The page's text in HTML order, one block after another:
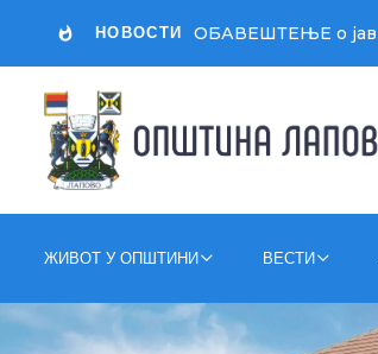
НОВОСТИ ОБАВЕШТЕЊЕ о јавној расправи о Нацрту Одлуке о другој измени и допуни Одлуке о буџету општине Лапово за 2026. годину
ЖИВОТ У ОПШТИНИ ВЕСТИ